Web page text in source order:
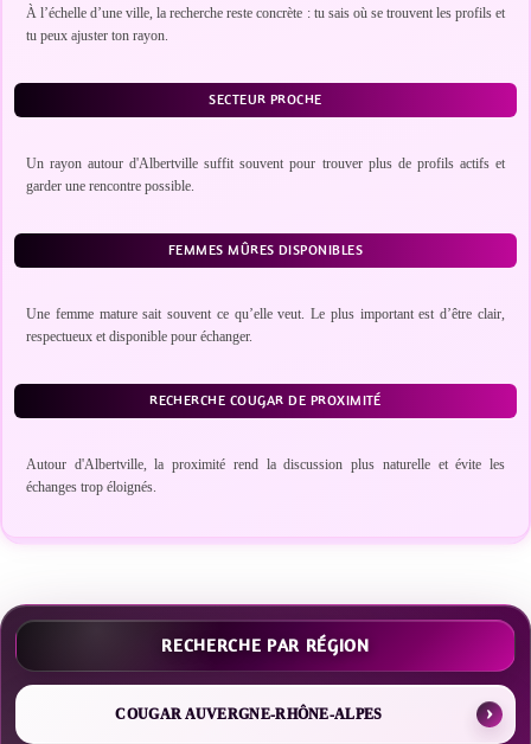
À l’échelle d’une ville, la recherche reste concrète : tu sais où se trouvent les profils et
tu peux ajuster ton rayon.
SECTEUR PROCHE
Un rayon autour d'Albertville suffit souvent pour trouver plus de profils actifs et
garder une rencontre possible.
FEMMES MÛRES DISPONIBLES
Une femme mature sait souvent ce qu’elle veut. Le plus important est d’être clair,
respectueux et disponible pour échanger.
RECHERCHE COUGAR DE PROXIMITÉ
Autour d'Albertville, la proximité rend la discussion plus naturelle et évite les
échanges trop éloignés.
RECHERCHE PAR RÉGION
COUGAR AUVERGNE-RHÔNE-ALPES